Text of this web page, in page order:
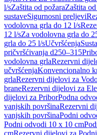
l/sZaštita od požaraZaštita
sustaveSigurnosni preljevi
vodolovna grla do 12 l/s
12 l/sZa vodolovna grla do
grla do 25 l/sUčvršćenja
pričvršćivanja d250–315
vodolovna grlaRezervni
učvršćenjaKonvencionalno
grlaRezervni dijelovi za
braneRezervni dijelovi za
dijelovi za PriborPodna
vanjskih površinaRezervni
vanjskih površinaPodni
Podni odvodi 10 x 10 cm
cmRezervni dijelovi za